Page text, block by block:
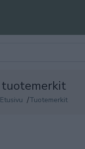
tuotemerkit
Etusivu /Tuotemerkit